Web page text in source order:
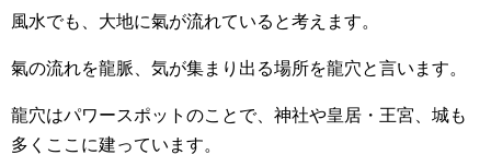
風水でも、大地に氣が流れていると考えます。
氣の流れを龍脈、気が集まり出る場所を龍穴と言います。
龍穴はパワースポットのことで、神社や皇居・王宮、城も
多くここに建っています。